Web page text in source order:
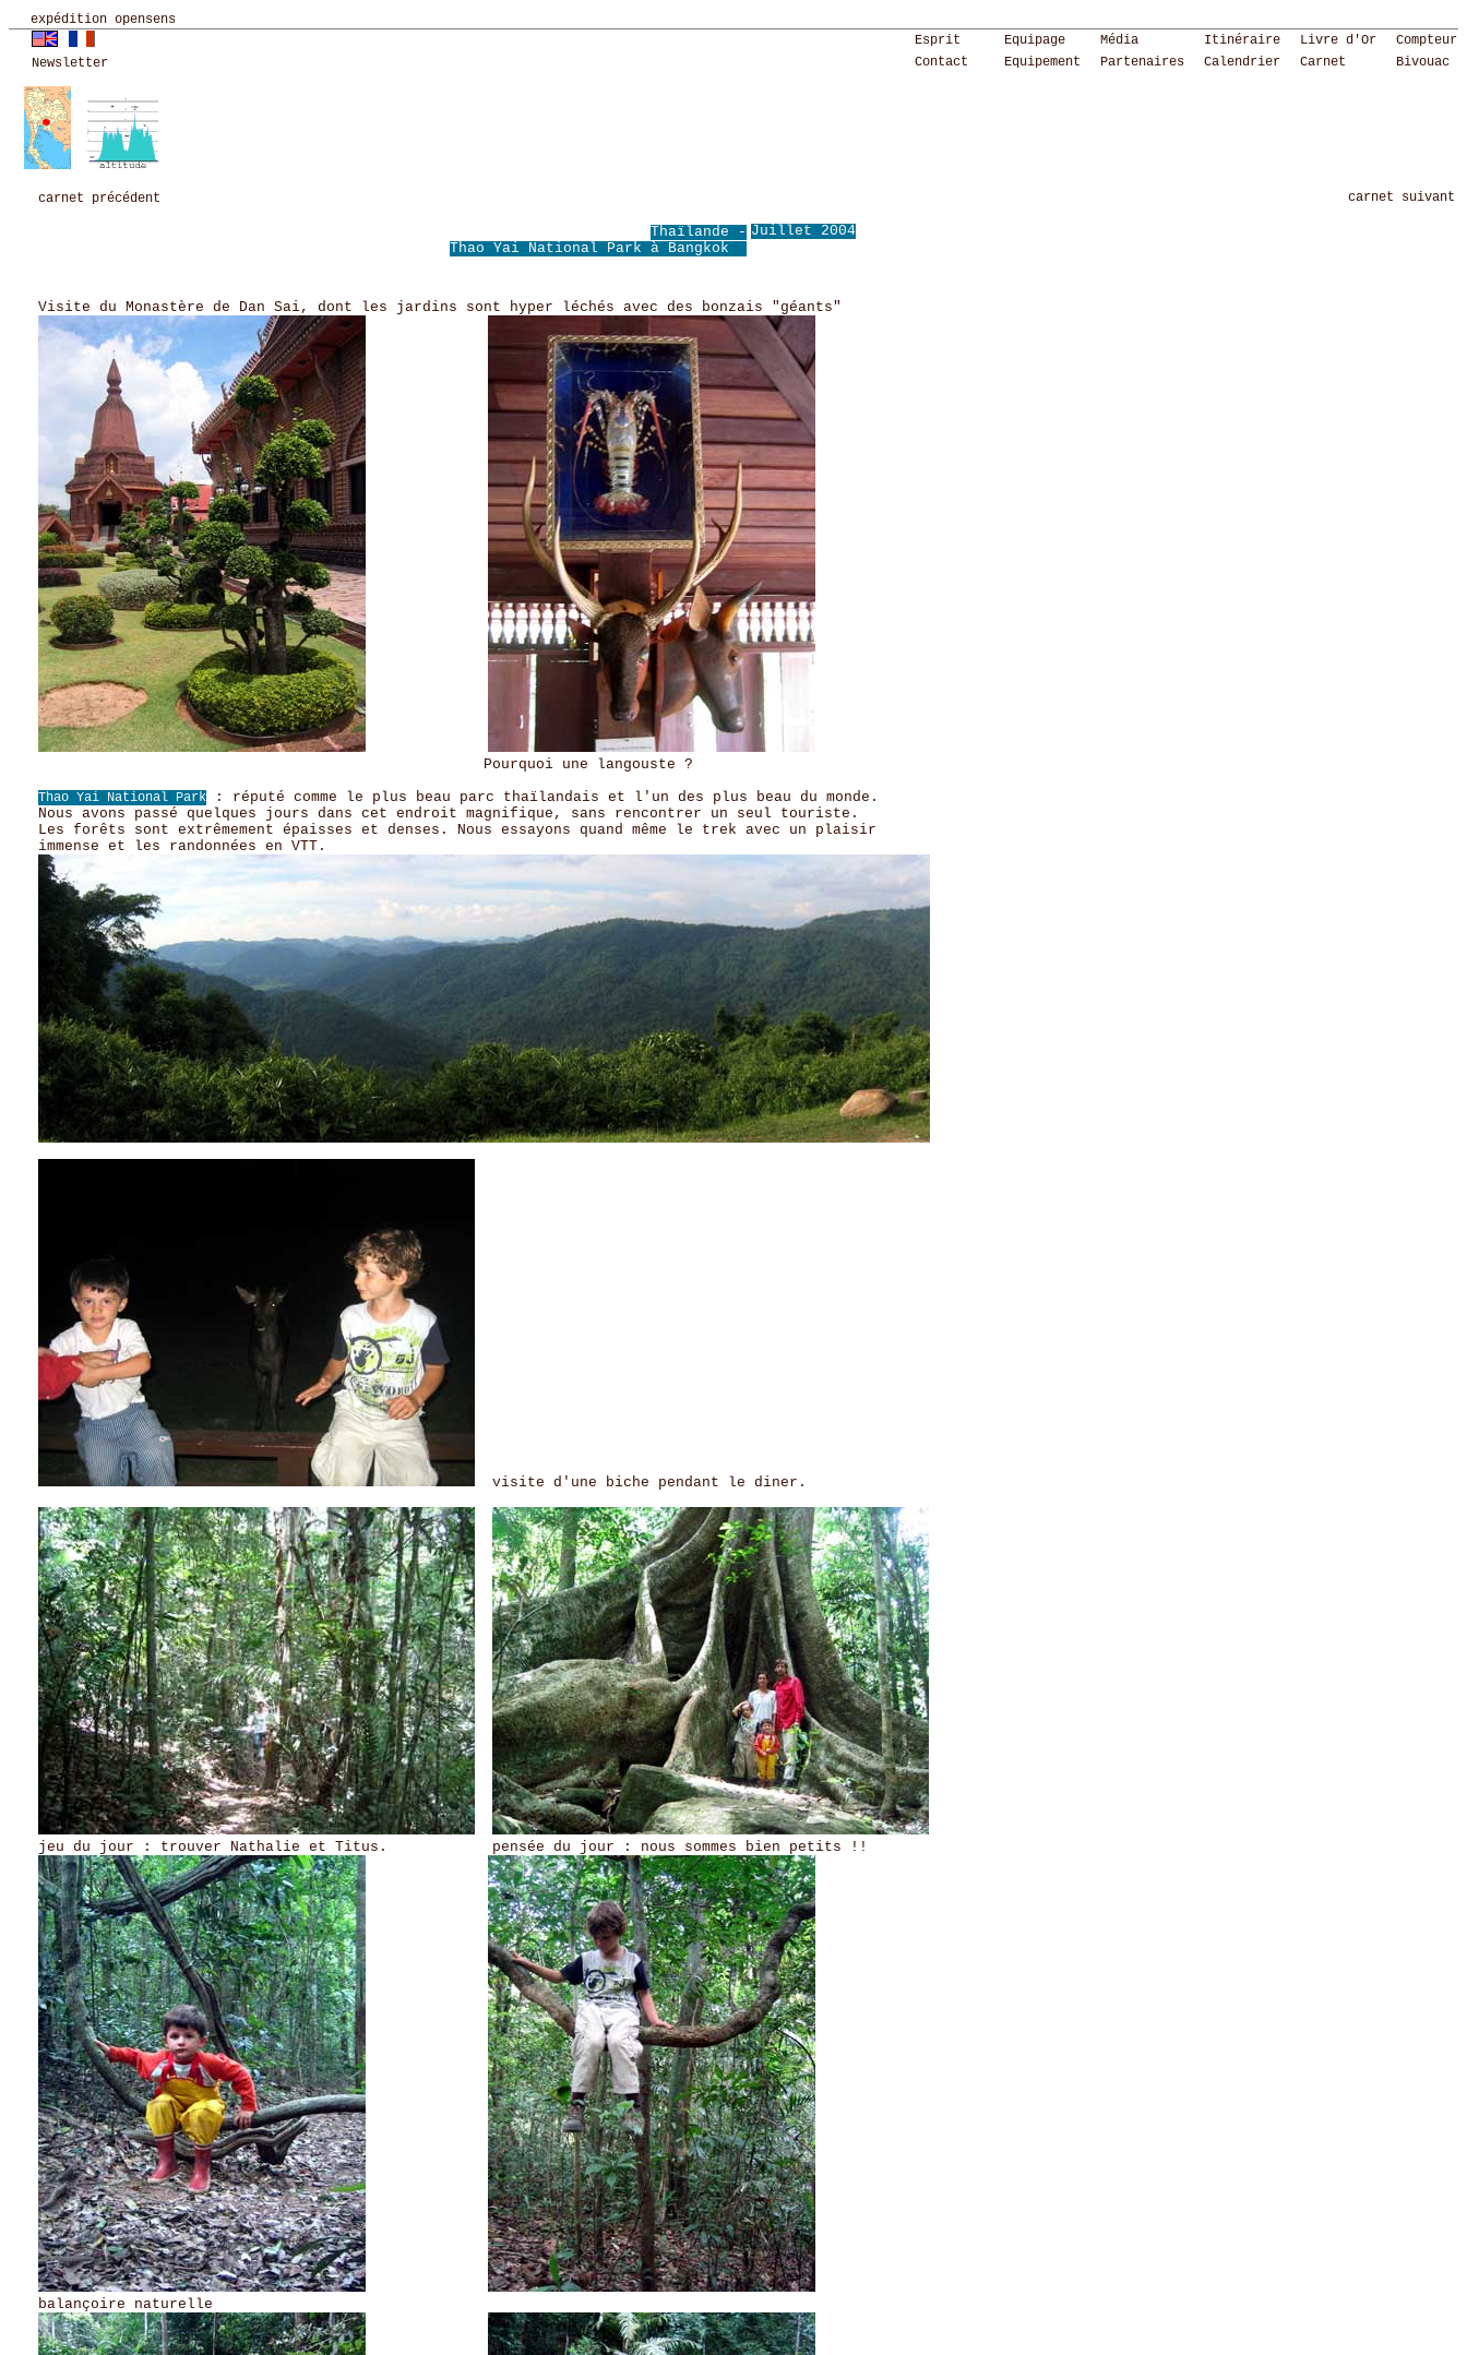
expédition opensens
Newsletter
Esprit Equipage Média Itinéraire Livre d'Or
Compteur
Contact
Equipement Partenaires Calendrier Carnet Bivouac
carnet précédent
Thaïlande -
Thao Yai National Park à Bangkok
carnet suivant
Juillet 2004
Visite du Monastère de Dan Sai, dont les jardins sont hyper léchés avec des bonzais "géants"
Pourquoi une langouste ?
Thao Yai National Park : réputé comme le plus beau parc thaïlandais et l'un des plus beau du monde.
Nous avons passé quelques jours dans cet endroit magnifique, sans rencontrer un seul touriste.
Les forêts sont extrêmement épaisses et denses. Nous essayons quand même le trek avec un plaisir
immense et les randonnées en VTT.
visite d'une biche pendant le diner.
jeu du jour : trouver Nathalie et Titus. pensée du jour : nous sommes bien petits !!
balançoire naturelle